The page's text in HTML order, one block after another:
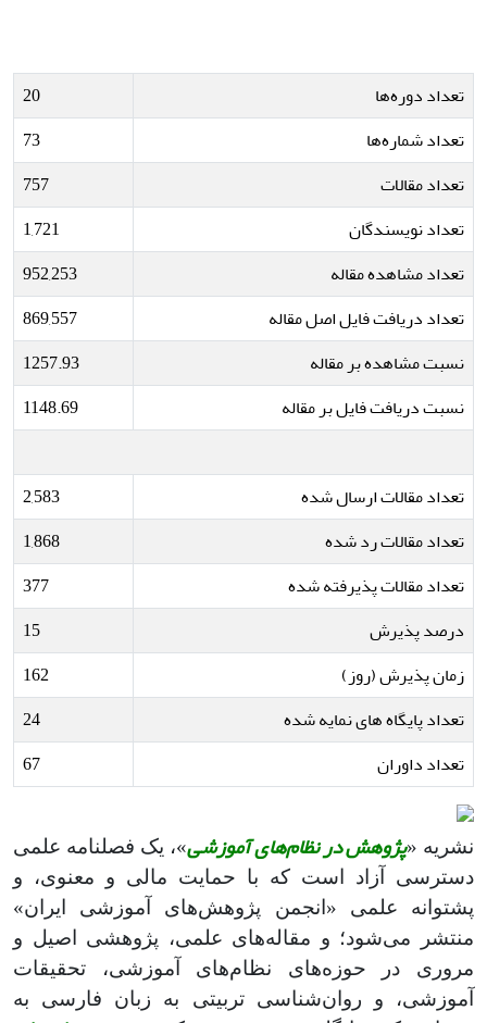
تعداد دوره‌ها
20
تعداد شماره‌ها
73
تعداد مقالات
757
تعداد نویسندگان
1,721
تعداد مشاهده مقاله
952,253
تعداد دریافت فایل اصل مقاله
869,557
نسبت مشاهده بر مقاله
1257.93
نسبت دریافت فایل بر مقاله
1148.69
تعداد مقالات ارسال شده
2,583
تعداد مقالات رد شده
1,868
تعداد مقالات پذیرفته شده
377
درصد پذیرش
15
زمان پذیرش (روز)
162
تعداد پایگاه های نمایه شده
24
تعداد داوران
67
نشریه «پژوهش در نظام‌های آموزشی»، یک فصلنامه علمی
دسترسی آزاد است که با حمایت مالی و معنوی، و
پشتوانه علمی «انجمن پژوهش‌های آموزشی ایران»
منتشر می‌شود؛ و مقاله‌های علمی، پژوهشی اصیل و
مروری در حوزه‌های نظام‌های آموزشی، تحقیقات
آموزشی، و روان‌شناسی تربیتی به زبان فارسی به